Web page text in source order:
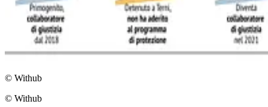
© Withub
© Withub